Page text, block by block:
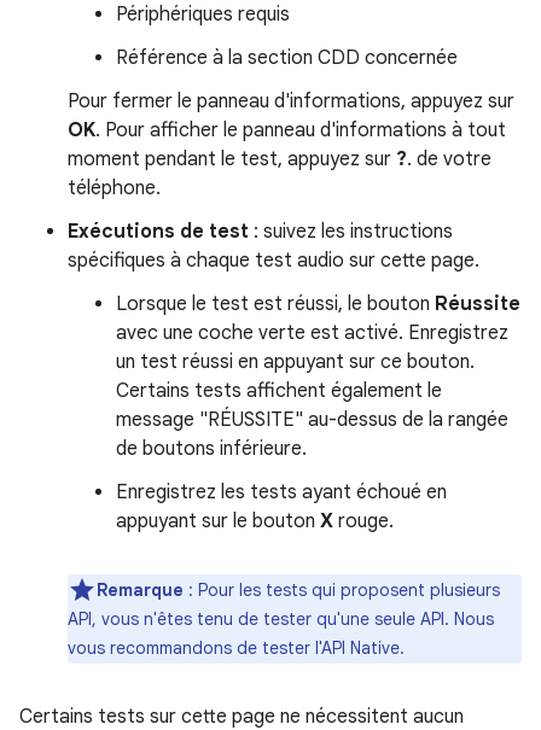
Périphériques requis
Référence à la section CDD concernée
Pour fermer le panneau d'informations, appuyez sur
OK. Pour afficher le panneau d'informations à tout
moment pendant le test, appuyez sur ?. de votre
téléphone.
Exécutions de test : suivez les instructions
spécifiques à chaque test audio sur cette page.
Lorsque le test est réussi, le bouton Réussite
avec une coche verte est activé. Enregistrez
un test réussi en appuyant sur ce bouton.
Certains tests affichent également le
message "RÉUSSITE" au-dessus de la rangée
de boutons inférieure.
Enregistrez les tests ayant échoué en
appuyant sur le bouton X rouge.
Remarque : Pour les tests qui proposent plusieurs
API, vous n'êtes tenu de tester qu'une seule API. Nous
vous recommandons de tester l'API Native.
Certains tests sur cette page ne nécessitent aucun